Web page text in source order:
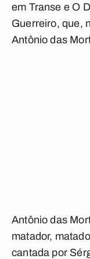
em Transe e O
Guerreiro, que,
Antônio das
Antônio das
matador,
cantada por